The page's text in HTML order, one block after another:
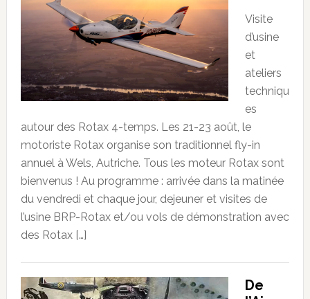
Visite
d’usine
et
ateliers
techniqu
es
autour des Rotax 4-temps. Les 21-23 août, le
motoriste Rotax organise son traditionnel fly-in
annuel à Wels, Autriche. Tous les moteur Rotax sont
bienvenus ! Au programme : arrivée dans la matinée
du vendredi et chaque jour, dejeuner et visites de
l’usine BRP-Rotax et/ou vols de démonstration avec
des Rotax […]
De